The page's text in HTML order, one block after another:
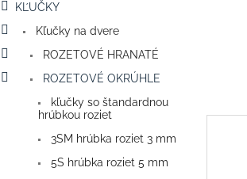
KĽUČKY
Kľučky na dvere
ROZETOVÉ HRANATÉ
ROZETOVÉ OKRÚHLE
kľučky so štandardnou
hrúbkou roziet
3SM hrúbka roziet 3 mm
5S hrúbka roziet 5 mm